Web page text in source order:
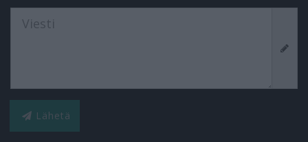
Lähetä